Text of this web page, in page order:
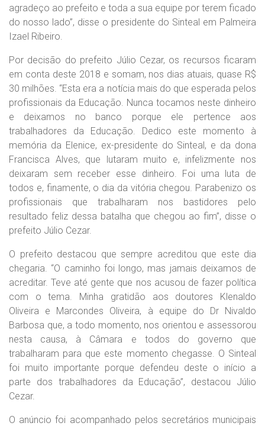
agradeço ao prefeito e toda a sua equipe por terem ficado
do nosso lado”, disse o presidente do Sinteal em Palmeira
Izael Ribeiro.
Por decisão do prefeito Júlio Cezar, os recursos ficaram
em conta deste 2018 e somam, nos dias atuais, quase R$
30 milhões. “Esta era a notícia mais do que esperada pelos
profissionais da Educação. Nunca tocamos neste dinheiro
e deixamos no banco porque ele pertence aos
trabalhadores da Educação. Dedico este momento à
memória da Elenice, ex-presidente do Sinteal, e da dona
Francisca Alves, que lutaram muito e, infelizmente nos
deixaram sem receber esse dinheiro. Foi uma luta de
todos e, finamente, o dia da vitória chegou. Parabenizo os
profissionais que trabalharam nos bastidores pelo
resultado feliz dessa batalha que chegou ao fim”, disse o
prefeito Júlio Cezar.
O prefeito destacou que sempre acreditou que este dia
chegaria. “O caminho foi longo, mas jamais deixamos de
acreditar. Teve até gente que nos acusou de fazer política
com o tema. Minha gratidão aos doutores Klenaldo
Oliveira e Marcondes Oliveira, à equipe do Dr Nivaldo
Barbosa que, a todo momento, nos orientou e assessorou
nesta causa, à Câmara e todos do governo que
trabalharam para que este momento chegasse. O Sinteal
foi muito importante porque defendeu deste o início a
parte dos trabalhadores da Educação”, destacou Júlio
Cezar.
O anúncio foi acompanhado pelos secretários municipais